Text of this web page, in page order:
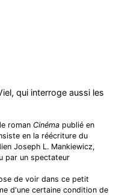
qui interroge aussi les
roman Cinéma publié en
en la réécriture du
Joseph L. Mankiewicz,
par un spectateur
de voir dans ce petit
d'une certaine condition de